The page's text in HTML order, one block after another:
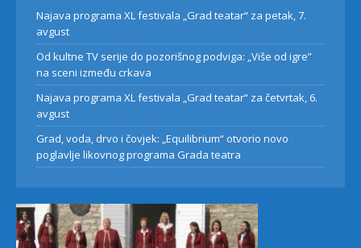
Najava programa XL festivala „Grad teatar“ za petak, 7.
avgust
Od kultne TV serije do pozorišnog podviga: „Više od igre”
na sceni između crkava
Najava programa XL festivala „Grad teatar“ za četvrtak, 6.
avgust
Grad, voda, drvo i čovjek: „Equilibrium“ otvorio novo
poglavlje likovnog programa Grada teatra